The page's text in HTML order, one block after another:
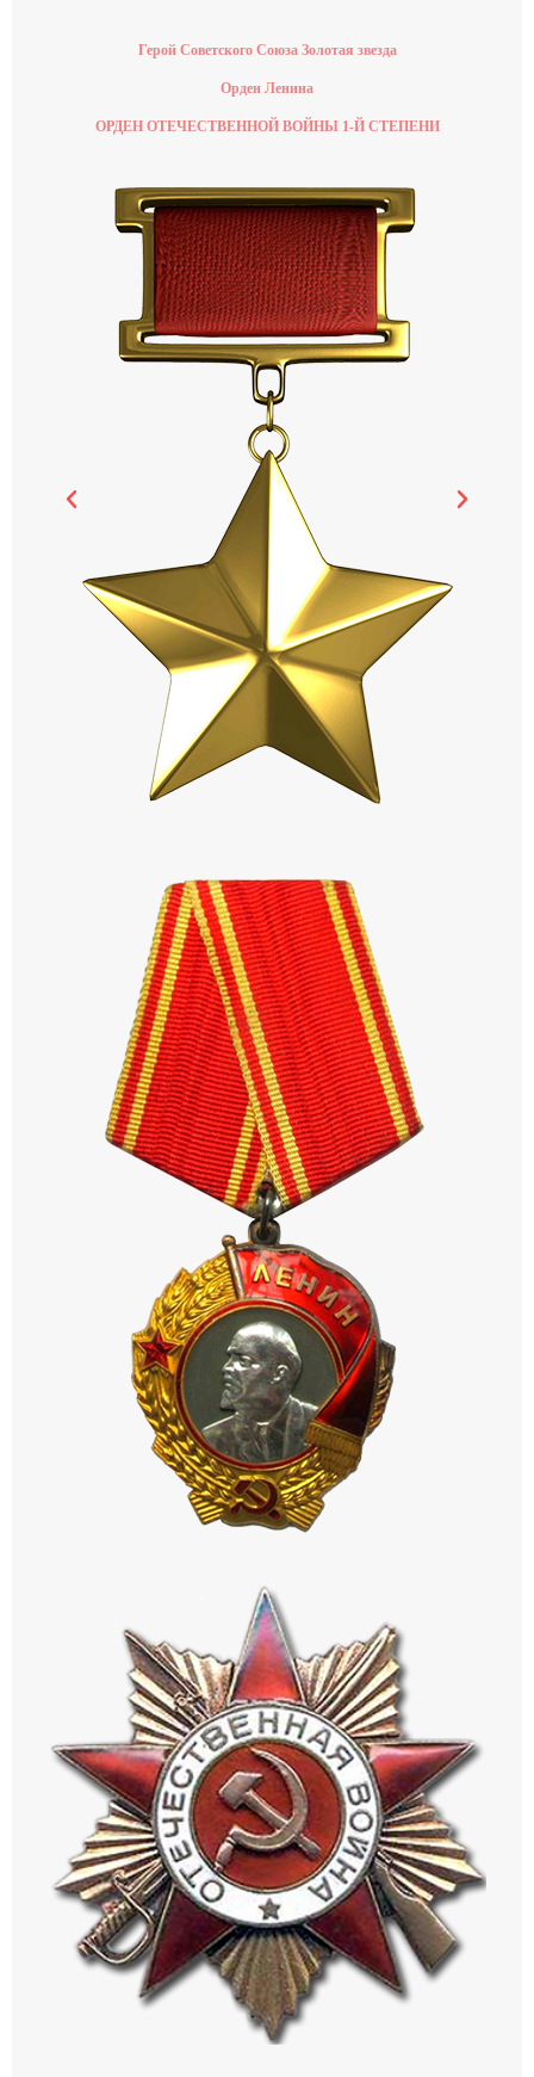
Герой Советского Союза Золотая звезда
Орден Ленина
ОРДЕН ОТЕЧЕСТВЕННОЙ ВОЙНЫ 1-Й СТЕПЕНИ